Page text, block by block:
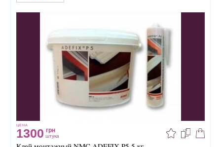
ЦЕНА
1300 грн
штука